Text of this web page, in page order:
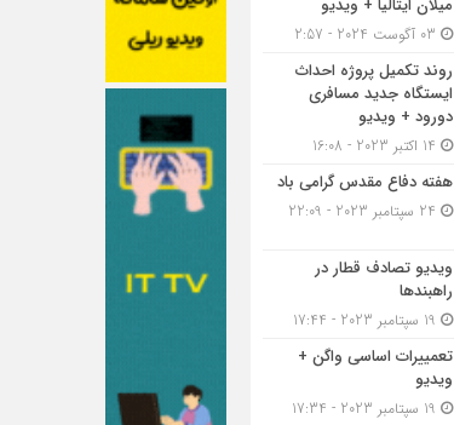
میلان ایتالیا + ویدیو
روند تکمیل پروژه احداث
ایستگاه جدید مسافری
دورود + ویدیو
هفته دفاع مقدس گرامی باد
ویدیو تصادف قطار در
راهبندها
تعمییرات اساسی واگن +
ویدیو